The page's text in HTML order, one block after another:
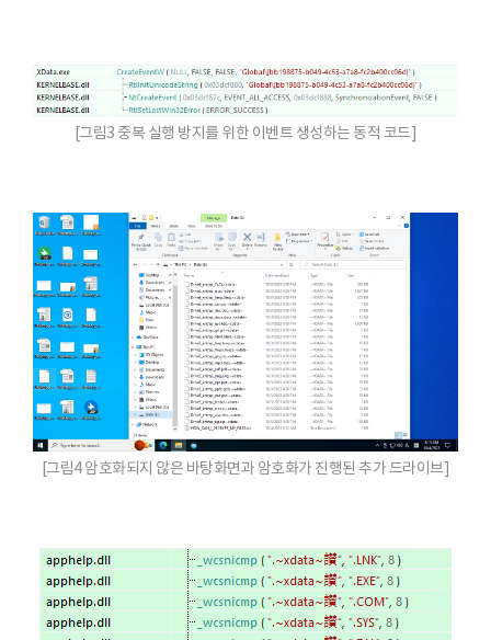
[그림3 중복 실행 방지를 위한 이벤트 생성하는 동적 코드]
[그림4 암호화되지 않은 바탕화면과 암호화가 진행된 추가 드라이브]